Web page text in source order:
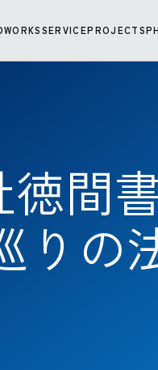
WORKSSERVICEPROJECTS
間
りの